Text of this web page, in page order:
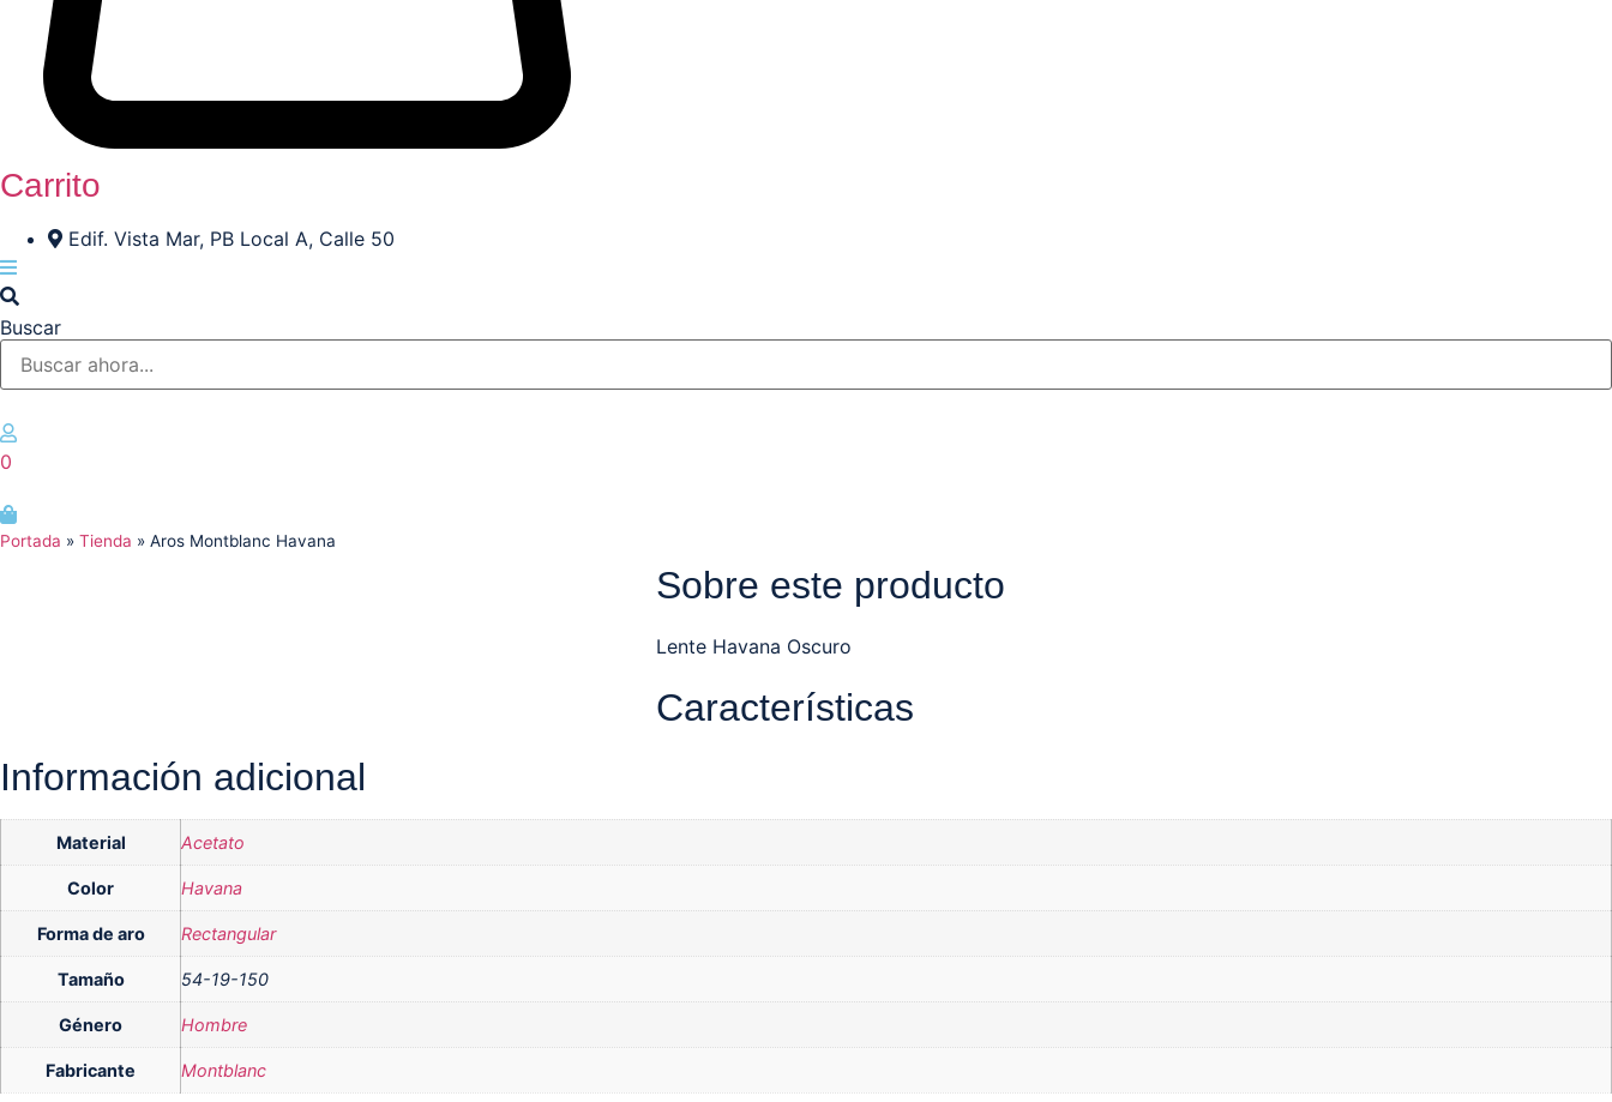
Carrito
Edif. Vista Mar, PB Local A, Calle 50
Buscar
0
Portada » Tienda » Aros Montblanc Havana
Sobre este producto
Lente Havana Oscuro
Características
Información adicional
Material Acetato
Color Havana
Forma de aro Rectangular
Tamaño 54-19-150
Género Hombre
Fabricante Montblanc